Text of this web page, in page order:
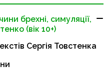
брехні, симуляції,
(вік 10+)
Сергія Товстенка